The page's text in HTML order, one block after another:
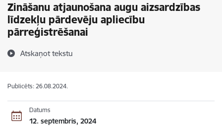
Zināšanu atjaunošana augu aizsardzības
līdzekļu pārdevēju apliecību
pārreģistrēšanai
Atskaņot tekstu
Publicēts: 26.08.2024.
Datums
12. septembris, 2024